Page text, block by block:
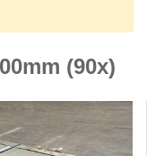
(90x)